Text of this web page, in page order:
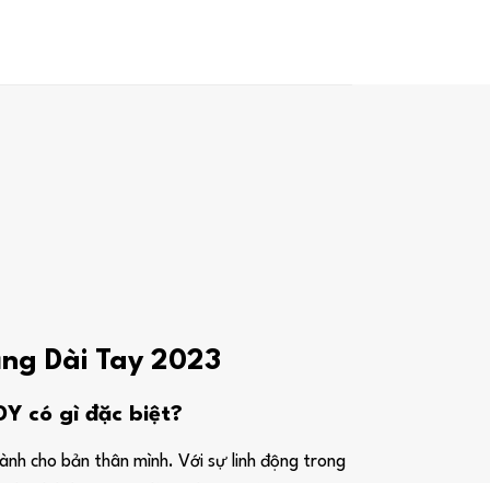
Dài Tay 2023
có gì đặc biệt?
cho bản thân mình. Với sự linh động trong